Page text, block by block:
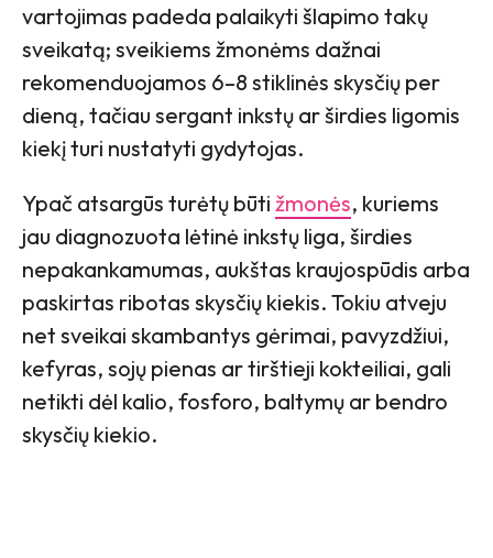
vartojimas padeda palaikyti šlapimo takų
sveikatą; sveikiems žmonėms dažnai
rekomenduojamos 6–8 stiklinės skysčių per
dieną, tačiau sergant inkstų ar širdies ligomis
kiekį turi nustatyti gydytojas.
Ypač atsargūs turėtų būti žmonės, kuriems
jau diagnozuota lėtinė inkstų liga, širdies
nepakankamumas, aukštas kraujospūdis arba
paskirtas ribotas skysčių kiekis. Tokiu atveju
net sveikai skambantys gėrimai, pavyzdžiui,
kefyras, sojų pienas ar tirštieji kokteiliai, gali
netikti dėl kalio, fosforo, baltymų ar bendro
skysčių kiekio.